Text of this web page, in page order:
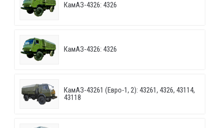
КамАЗ-4326: 4326
КамАЗ-4326: 4326
КамАЗ-43261 (Евро-1, 2): 43261, 4326, 43114,
43118